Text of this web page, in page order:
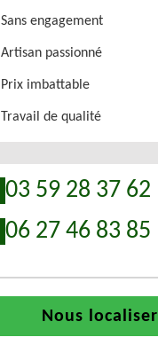
Sans engagement
Artisan passionné
Prix imbattable
Travail de qualité
03 59 28 37 62
06 27 46 83 85
Nous localiser